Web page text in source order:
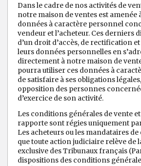
Dans le cadre de nos activités de
notre maison de ventes est amenée
données à caractère personnel
vendeur et l’acheteur. Ces derniers
d’un droit d’accès, de rectification
leurs données personnelles en
directement à notre maison de
pourra utiliser ces données à
de satisfaire à ses obligations
opposition des personnes
d’exercice de son activité.
Les conditions générales de vente et
rapporte sont régies uniquement
Les acheteurs ou les mandataires
que toute action judiciaire relève de
exclusive des Tribunaux français
dispositions des conditions